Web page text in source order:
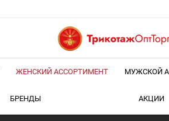
ЖЕНСКИЙ АССОРТИМЕНТ МУЖСКОЙ
БРЕНДЫ АКЦИИ